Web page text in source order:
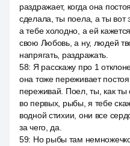
раздражает, когда она
сделала, ты поела, а ты вот
а тебе холодно, а ей
свою Любовь, а ну, людей
напрягать, раздражать.
58: Я расскажу про 1
она тоже переживает
переживай. Поел, ты, как ты
во первых, рыбы, я тебе
водной стихии, они все
за чего, да.
59: Но рыбы там